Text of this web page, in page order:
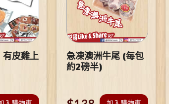
有皮雞上
急凍澳洲牛尾 (每包
約2磅半)